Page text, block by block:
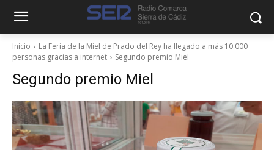
Inicio
La Feria de la Miel de Prado del Rey ha llegado a más 10.000
personas gracias a internet
Segundo premio Miel
Segundo premio Miel